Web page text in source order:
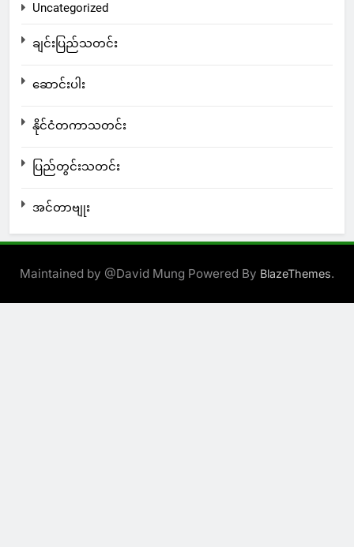
Uncategorized
ချင်းပြည်သတင်း
ဆောင်းပါး
နိုင်ငံတကာသတင်း
ပြည်တွင်းသတင်း
အင်တာဗျုး
Maintained by @David Mung Powered By BlazeThemes.